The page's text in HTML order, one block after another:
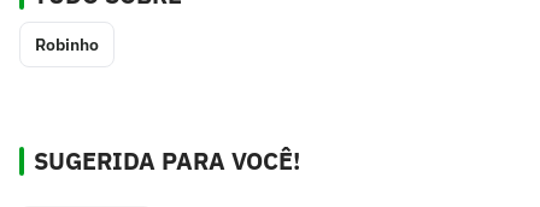
Robinho
SUGERIDA PARA VOCÊ!